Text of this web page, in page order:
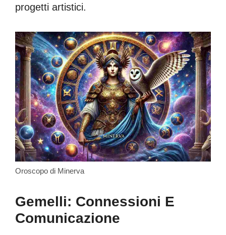
progetti artistici.
Oroscopo di Minerva
Gemelli: Connessioni E
Comunicazione